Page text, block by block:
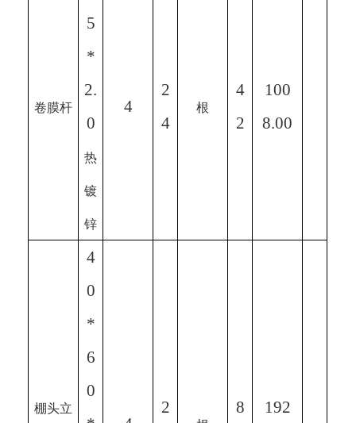
卷膜杆
5
*
2.
0
热
镀
锌
4
2
4
根
4
2
100
8.00
棚头立
4
0
*
6
0
2
8
192